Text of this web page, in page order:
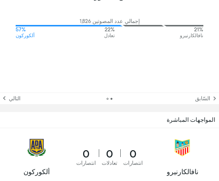
إجمالي عدد المصوتين 1,826
21%
نافالكارنيرو
22%
تعادل
57%
ألكوركون
السّابق التالي
المواجهات المباشرة
نافالكارنيرو
0
انتصارات
0
تعادلات
0
انتصارات
ألكوركون